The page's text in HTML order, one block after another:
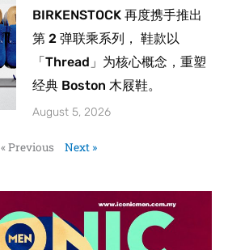
BIRKENSTOCK 再度携手推出
第 2 弹联乘系列， 鞋款以
「Thread」为核心概念，重塑
经典 Boston 木屐鞋。
August 5, 2026
« Previous Next »